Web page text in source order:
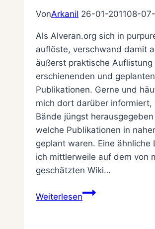
VonArkanil 26-01-201108-
Als Alveran.org sich in
auflöste, verschwand damit
äußerst praktische
erschienenden und
Publikationen. Gerne und
mich dort darüber informiert,
Bände jüngst
welche Publikationen in
geplant waren. Eine ähnliche
ich mittlerweile auf dem von
geschätzten Wiki…
WeiterlesenÜbersicht